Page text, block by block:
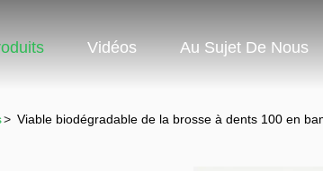
Vidéos Au Sujet De Nous
> Viable biodégradable de la brosse à dents 100 en